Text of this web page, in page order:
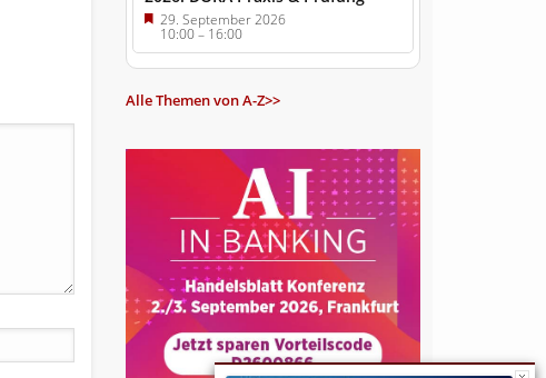
29. September 2026
10:00– 16:00
Alle Themen von A-Z>>